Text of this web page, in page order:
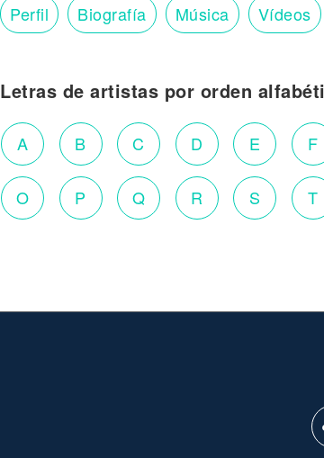
Perfil Biografía Música Vídeos
Letras de artistas por orden
A B C D E F
O P Q R S T